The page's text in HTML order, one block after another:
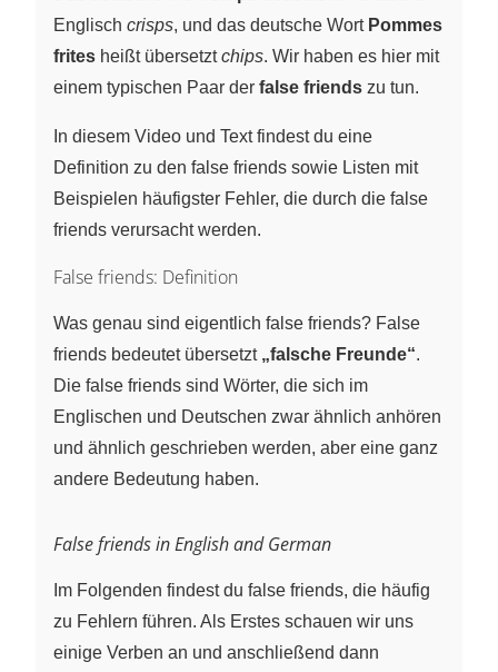
Englisch crisps, und das deutsche Wort Pommes
frites heißt übersetztchips. Wir haben es hier mit
einem typischen Paar der false friends zu tun.
In diesem Video und Text findest du eine
Definition zu den false friends sowie Listen mit
Beispielen häufigster Fehler, die durch die false
friends verursacht werden.
False friends: Definition
Was genau sind eigentlich false friends? False
friends bedeutet übersetzt „falsche Freunde“.
Die false friends sind Wörter, die sich im
Englischen und Deutschen zwar ähnlich anhören
und ähnlich geschrieben werden, aber eine ganz
andere Bedeutung haben.
False friends in English and German
Im Folgenden findest du false friends, die häufig
zu Fehlern führen. Als Erstes schauen wir uns
einige Verben an und anschließend dann